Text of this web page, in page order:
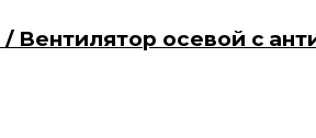
/ Вентилятор осевой c